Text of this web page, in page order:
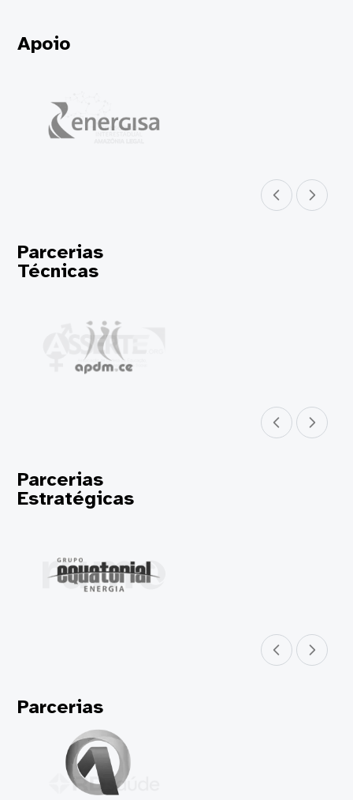
Apoio
Parceiro anterior
Próximo
Parcerias
Técnicas
Parceiro anterior
Próximo
Parcerias
Estratégicas
Parceiro anterior
Próximo
Parcerias